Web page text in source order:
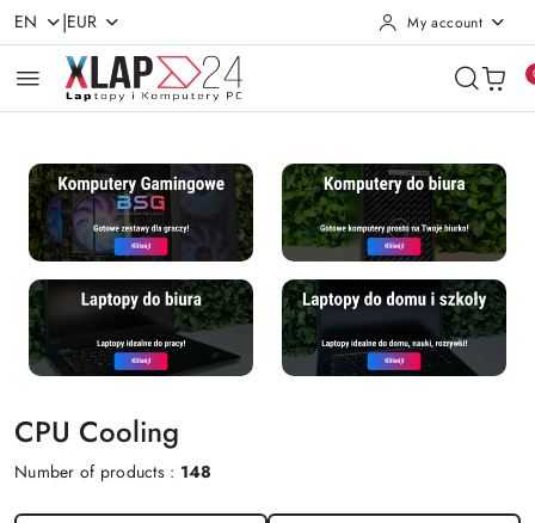
Skip to Main Content
Go to Search
Go to my account
Go to the Main Menu
Go to Footer
EN |EUR My account
CPU Cooling
Number of products : 148